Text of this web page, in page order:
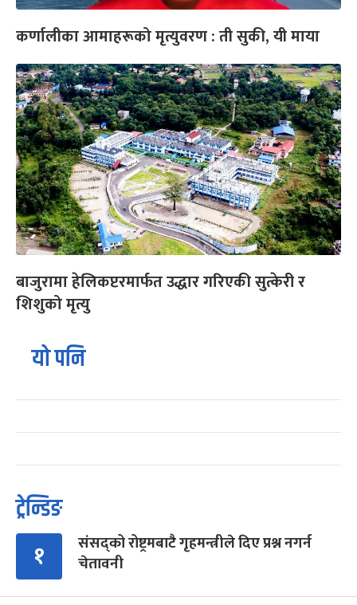
कर्णालीका आमाहरूको मृत्युवरण : ती सुकी, यी माया
बाजुरामा हेलिकप्टरमार्फत उद्धार गरिएकी सुत्केरी र
शिशुको मृत्यु
यो पनि
ट्रेन्डिङ
१
संसद्को रोष्ट्रमबाटै गृहमन्त्रीले दिए प्रश्न नगर्न
चेतावनी